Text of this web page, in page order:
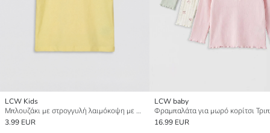
LCW Kids
Μπλουζάκι με στρογγυλή λαιμόκοψη με στάμπα για κορίτσια
3.99 EUR
LCW baby
16.99 EUR